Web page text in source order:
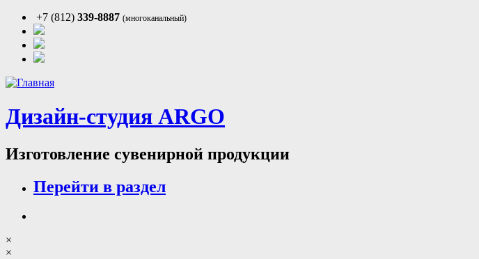
+7 (812) 339-8887 (многоканальный)
Дизайн-студия ARGO
Изготовление сувенирной продукции
Перейти в раздел
×
×